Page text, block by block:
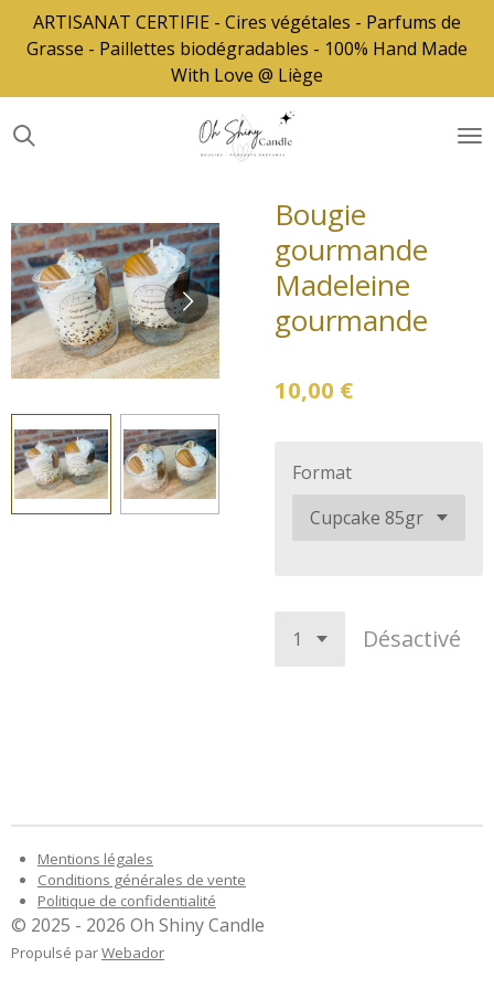
Passer
au
principal
ARTISANAT CERTIFIE - Cires végétales - Parfums de
Grasse - Paillettes biodégradables - 100% Hand Made
With Love @ Liège
Bougie
gourmande
Madeleine
gourmande
10,00 €
Format
Désactivé
Mentions légales
Conditions générales de vente
Politique de confidentialité
© 2025 - 2026 Oh Shiny Candle
Propulsé parWebador